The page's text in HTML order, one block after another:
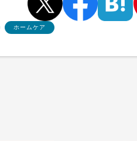
ホームケア